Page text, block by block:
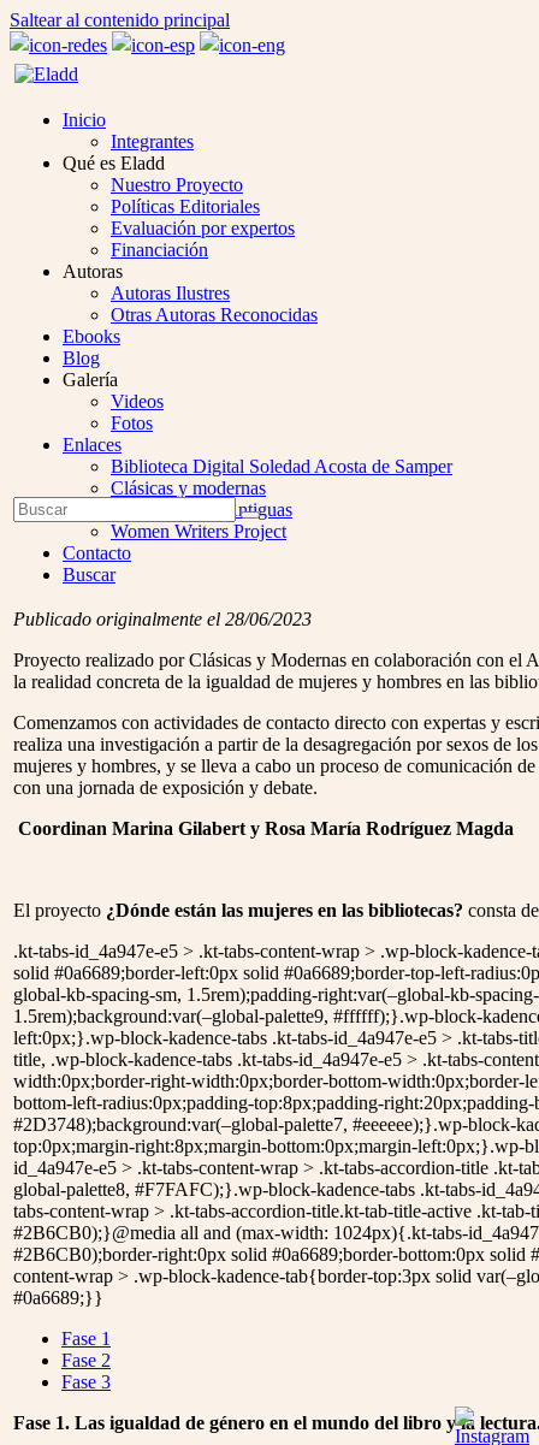
Saltear al contenido principal
Inicio
Integrantes
Qué es Eladd
Nuestro Proyecto
Políticas Editoriales
Evaluación por expertos
Financiación
Autoras
Autoras Ilustres
Otras Autoras Reconocidas
Ebooks
Blog
Galería
Videos
Fotos
Enlaces
Biblioteca Digital Soledad Acosta de Samper
Clásicas y modernas
Colección Las Antiguas
Women Writers Project
Contacto
Buscar
Open
Mobile
Menu
Buscar
Enviar
Publicado originalmente el 28/06/2023
Proyecto realizado por Clásicas y Modernas en colaboración con
la realidad concreta de la igualdad de mujeres y hombres en las
Comenzamos con actividades de contacto directo con expertas y
realiza una investigación a partir de la desagregación por sexos de
mujeres y hombres, y se lleva a cabo un proceso de comunicación
con una jornada de exposición y debate.
Coordinan Marina Gilabert y Rosa María Rodríguez Magda
El proyecto ¿Dónde están las mujeres en las bibliotecas? consta
.kt-tabs-id_4a947e-e5 > .kt-tabs-content-wrap > .wp-block-
solid #0a6689;border-left:0px solid #0a6689;border-top-left-
global-kb-spacing-sm, 1.5rem);padding-right:var(–global-kb-
1.5rem);background:var(–global-palette9, #ffffff);}.wp-block-
left:0px;}.wp-block-kadence-tabs .kt-tabs-id_4a947e-e5 > .kt-tabs-
title, .wp-block-kadence-tabs .kt-tabs-id_4a947e-e5 > .kt-tabs-
width:0px;border-right-width:0px;border-bottom-width:0px;border-
bottom-left-radius:0px;padding-top:8px;padding-
#2D3748);background:var(–global-palette7, #eeeeee);}.wp-block-
top:0px;margin-right:8px;margin-bottom:0px;margin-left:0px;}.wp-
id_4a947e-e5 > .kt-tabs-content-wrap > .kt-tabs-accordion-title .kt-
global-palette8, #F7FAFC);}.wp-block-kadence-tabs .kt-tabs-
tabs-content-wrap > .kt-tabs-accordion-title.kt-tab-title-active .kt-
#2B6CB0);}@media all and (max-width: 1024px){.kt-tabs-
#2B6CB0);border-right:0px solid #0a6689;border-bottom:0px
content-wrap > .wp-block-kadence-tab{border-top:3px solid
#0a6689;}}
Fase 1
Fase 2
Fase 3
Fase 1. Las igualdad de género en el mundo del libro y la